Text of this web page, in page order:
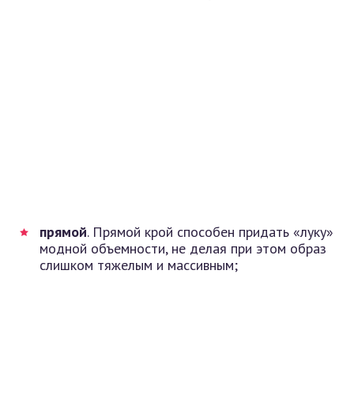
прямой. Прямой крой способен придать «луку»
модной объемности, не делая при этом образ
слишком тяжелым и массивным;